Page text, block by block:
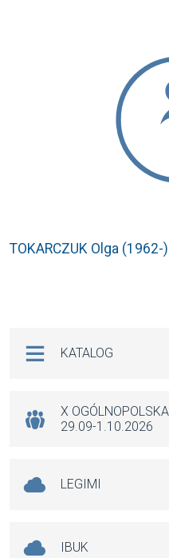
TOKARCZUK Olga
KATALOG
X
29.09-1.10.2026
LEGIMI
IBUK